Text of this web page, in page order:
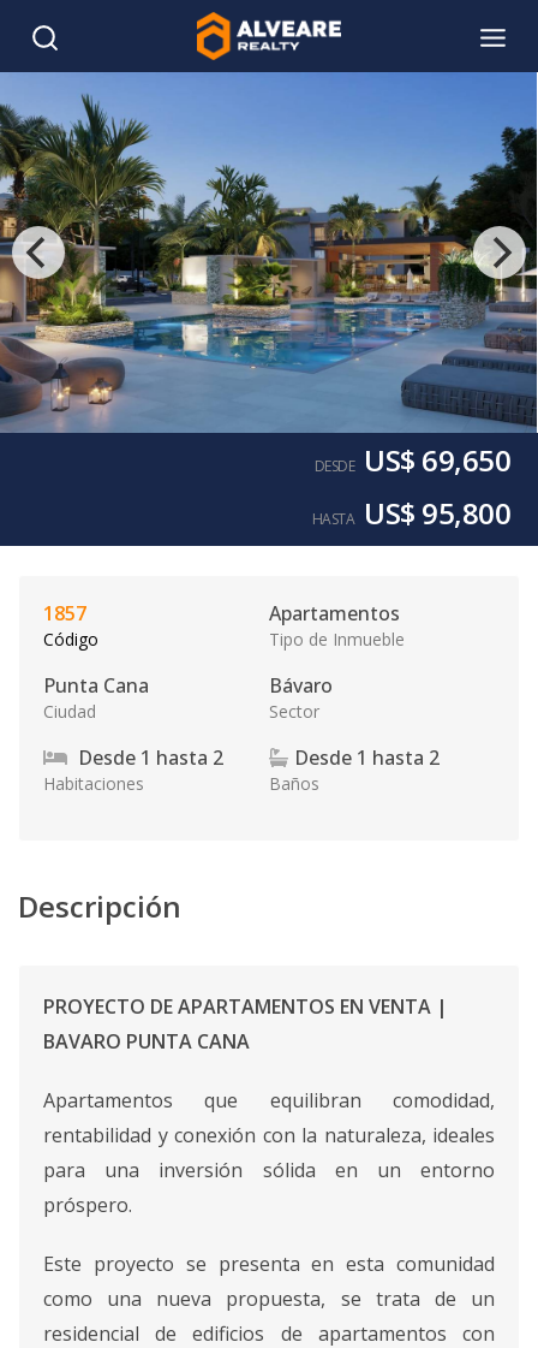
DESDE US$ 69,650
HASTA US$ 95,800
1857
Código
Apartamentos
Tipo de Inmueble
Punta Cana
Ciudad
Bávaro
Sector
Desde 1 hasta 2
Habitaciones
Desde 1 hasta 2
Baños
Descripción
PROYECTO DE APARTAMENTOS EN VENTA |
BAVARO PUNTA CANA
Apartamentos que equilibran comodidad,
rentabilidad y conexión con la naturaleza, ideales
para una inversión sólida en un entorno
próspero.
Este proyecto se presenta en esta comunidad
como una nueva propuesta, se trata de un
residencial de edificios de apartamentos con